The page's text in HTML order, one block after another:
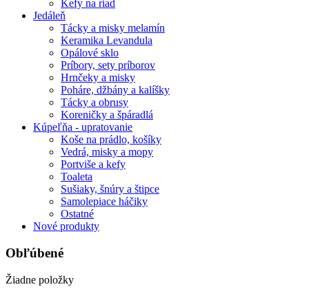
Kefy na riad
Jedáleň
Tácky a misky melamín
Keramika Levandula
Opálové sklo
Príbory, sety príborov
Hrnčeky a misky
Poháre, džbány a kalíšky
Tácky a obrusy
Koreničky a špáradlá
Kúpeľňa - upratovanie
Koše na prádlo, košíky
Vedrá, misky a mopy
Portviše a kefy
Toaleta
Sušiaky, šnúry a štipce
Samolepiace háčiky
Ostatné
Nové produkty
Obľúbené
Žiadne položky